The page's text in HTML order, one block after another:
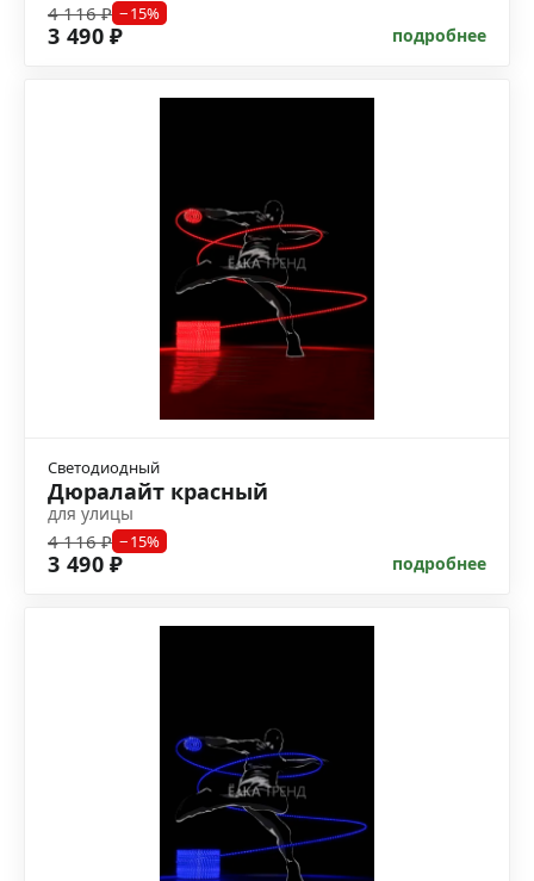
4 116 ₽ −15%
3 490 ₽ подробнее
Светодиодный
Дюралайт красный
для улицы
4 116 ₽ −15%
3 490 ₽ подробнее